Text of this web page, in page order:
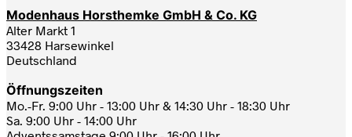
Modenhaus Horsthemke GmbH & Co. KG
Alter Markt 1
33428 Harsewinkel
Deutschland
Öffnungszeiten
Mo.-Fr. 9:00 Uhr - 13:00 Uhr & 14:30 Uhr - 18:30 Uhr
Sa. 9:00 Uhr - 14:00 Uhr